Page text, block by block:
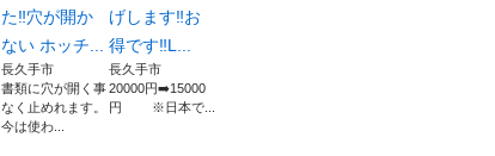
た‼️穴が開か
ない ホッチ...
長久手市
書類に穴が開く事
なく止めれます。
今は使わ...
げします‼️お
得です‼️L...
長久手市
20000円➡️15000
円 ※日本で...